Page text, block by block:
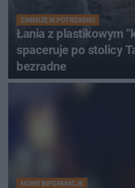
ZWIERZĘ W POTRZASKU
Łania z plastikowym
spaceruje po stolicy
bezradne
NOWE INFORMACJE